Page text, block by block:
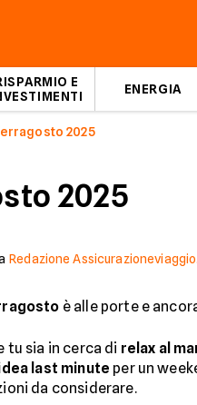
E
ENERGIA
2025
2025
Redazione
è alle porte e
tu sia in cerca di relax al
last minute per un
da considerare.